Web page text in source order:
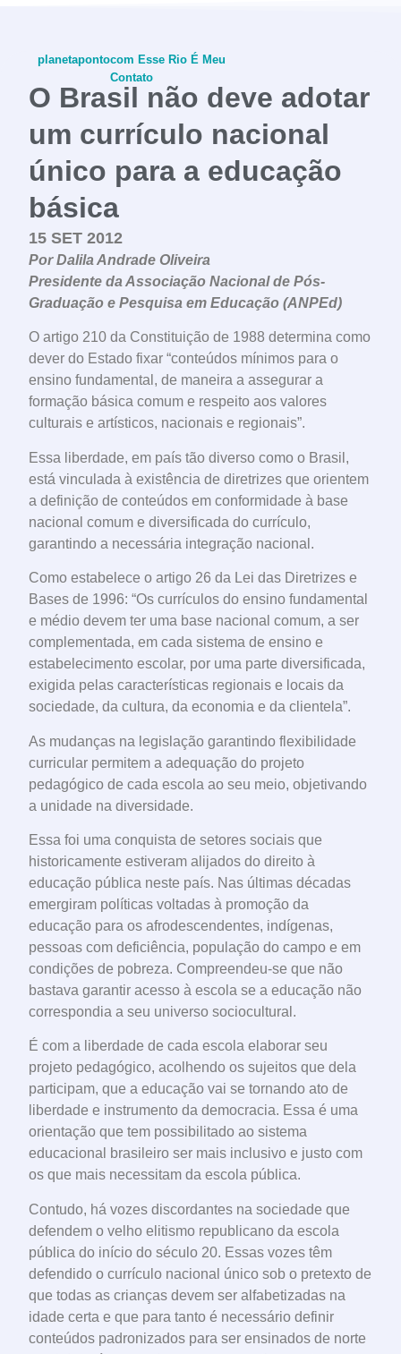
planetapontocom Esse Rio É Meu
Contato
conheça o programa
O Brasil não deve adotar
um currículo nacional
único para a educação
básica
15 SET 2012
Por Dalila Andrade Oliveira
Presidente da Associação Nacional de Pós-
Graduação e Pesquisa em Educação (ANPEd)
O artigo 210 da Constituição de 1988 determina como
dever do Estado fixar “conteúdos mínimos para o
ensino fundamental, de maneira a assegurar a
formação básica comum e respeito aos valores
culturais e artísticos, nacionais e regionais”.
Essa liberdade, em país tão diverso como o Brasil,
está vinculada à existência de diretrizes que orientem
a definição de conteúdos em conformidade à base
nacional comum e diversificada do currículo,
garantindo a necessária integração nacional.
Como estabelece o artigo 26 da Lei das Diretrizes e
Bases de 1996: “Os currículos do ensino fundamental
e médio devem ter uma base nacional comum, a ser
complementada, em cada sistema de ensino e
estabelecimento escolar, por uma parte diversificada,
exigida pelas características regionais e locais da
sociedade, da cultura, da economia e da clientela”.
As mudanças na legislação garantindo flexibilidade
curricular permitem a adequação do projeto
pedagógico de cada escola ao seu meio, objetivando
a unidade na diversidade.
Essa foi uma conquista de setores sociais que
historicamente estiveram alijados do direito à
educação pública neste país. Nas últimas décadas
emergiram políticas voltadas à promoção da
educação para os afrodescendentes, indígenas,
pessoas com deficiência, população do campo e em
condições de pobreza. Compreendeu-se que não
bastava garantir acesso à escola se a educação não
correspondia a seu universo sociocultural.
É com a liberdade de cada escola elaborar seu
projeto pedagógico, acolhendo os sujeitos que dela
participam, que a educação vai se tornando ato de
liberdade e instrumento da democracia. Essa é uma
orientação que tem possibilitado ao sistema
educacional brasileiro ser mais inclusivo e justo com
os que mais necessitam da escola pública.
Contudo, há vozes discordantes na sociedade que
defendem o velho elitismo republicano da escola
pública do início do século 20. Essas vozes têm
defendido o currículo nacional único sob o pretexto de
que todas as crianças devem ser alfabetizadas na
idade certa e que para tanto é necessário definir
conteúdos padronizados para ser ensinados de norte